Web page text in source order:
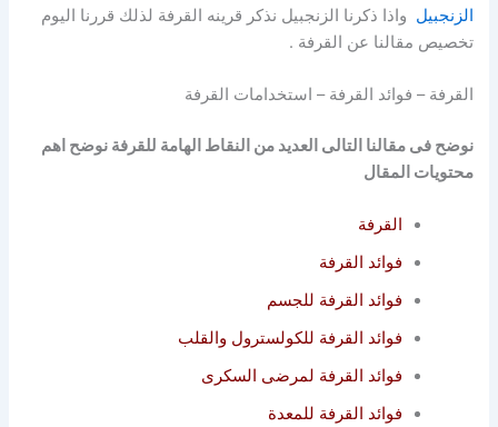
الزنجبيل واذا ذكرنا الزنجبيل نذكر قرينه القرفة لذلك قررنا اليوم
تخصيص مقالنا عن القرفة .
القرفة – فوائد القرفة – استخدامات القرفة
نوضح فى مقالنا التالى العديد من النقاط الهامة للقرفة نوضح اهم
محتويات المقال
القرفة
فوائد القرفة
فوائد القرفة للجسم
فوائد القرفة للكولسترول والقلب
فوائد القرفة لمرضى السكرى
فوائد القرفة للمعدة